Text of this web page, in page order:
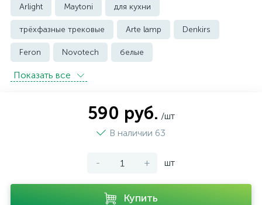
Arlight Maytoni для кухни
трёхфазные трековые Arte lamp Denkirs
Feron Novotech белые
встраиваемые трековые
модульные трековые подвесные трековые
светильники для модульной системы
Показать всe
590 руб. /шт
В наличии 63
- + шт
Купить